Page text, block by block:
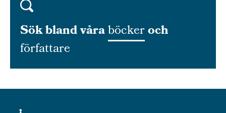
Sök bland våraböckeroch
författare